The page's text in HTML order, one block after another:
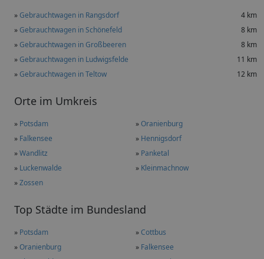
»Gebrauchtwagen in Rangsdorf
4 km
»Gebrauchtwagen in Schönefeld
8 km
»Gebrauchtwagen in Großbeeren
8 km
»Gebrauchtwagen in Ludwigsfelde
11 km
»Gebrauchtwagen in Teltow 12 km
Orte im Umkreis
» Potsdam »Oranienburg
» Falkensee » Hennigsdorf
»Wandlitz » Panketal
» Luckenwalde » Kleinmachnow
»Zossen
Top Städte im Bundesland
» Potsdam »Cottbus
»Oranienburg » Falkensee